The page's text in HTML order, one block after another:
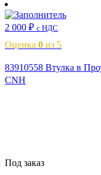
2 000 ₽ с НДС
Оценка 0 из 5
83910558 Втулка в
CNH
Под заказ